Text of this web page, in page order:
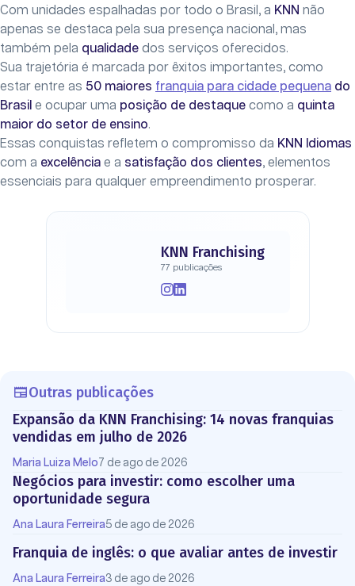
Com unidades espalhadas por todo o Brasil, a KNN não
apenas se destaca pela sua presença nacional, mas
também pela qualidade dos serviços oferecidos.
Sua trajetória é marcada por êxitos importantes, como
estar entre as 50 maiores franquia para cidade pequena do
Brasil e ocupar uma posição de destaque como a quinta
maior do setor de ensino.
Essas conquistas refletem o compromisso da KNN Idiomas
com a excelência e a satisfação dos clientes, elementos
essenciais para qualquer empreendimento prosperar.
KNN Franchising
77 publicações
Outras publicações
Expansão da KNN Franchising: 14 novas franquias
vendidas em julho de 2026
Maria Luiza Melo 7 de ago de 2026
Negócios para investir: como escolher uma
oportunidade segura
Ana Laura Ferreira5 de ago de 2026
Franquia de inglês: o que avaliar antes de investir
Ana Laura Ferreira3 de ago de 2026